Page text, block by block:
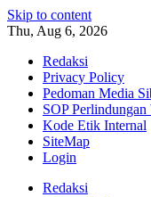
Skip to content
Thu, Aug 6, 2026
Redaksi
Privacy Policy
Pedoman Media
SOP Perlindungan
Kode Etik Internal
SiteMap
Login
Redaksi